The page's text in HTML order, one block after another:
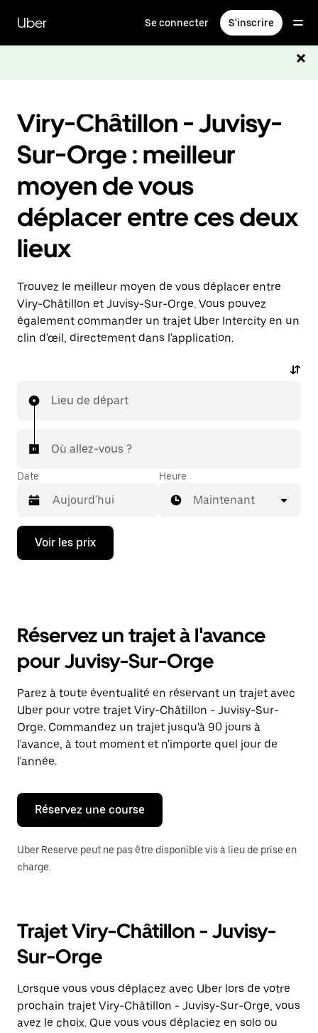
contenu
principal
Uber Se connecter S'inscrire
Viry-Châtillon - Juvisy-
Sur-Orge : meilleur
moyen de vous
déplacer entre ces deux
lieux
Trouvez le meilleur moyen de vous déplacer entre
Viry-Châtillon et Juvisy-Sur-Orge. Vous pouvez
également commander un trajet Uber Intercity en un
clin d'œil, directement dans l'application.
Lieu de départ
Où allez-vous ?
Date
Appuyez
la
ouvrir
calendrier
et
sélectionner
une
date.
Appuyez
sur
la
touche
pour
fermer
calendrier.
Heure
Maintenant
Voir les prix
Réservez un trajet à l'avance
pour Juvisy-Sur-Orge
Parez à toute éventualité en réservant un trajet avec
Uber pour votre trajet Viry-Châtillon - Juvisy-Sur-
Orge. Commandez un trajet jusqu'à 90 jours à
l'avance, à tout moment et n'importe quel jour de
l'année.
Réservez une course
Uber Reserve peut ne pas être disponible vis à lieu de prise en
charge.
Trajet Viry-Châtillon - Juvisy-
Sur-Orge
Lorsque vous vous déplacez avec Uber lors de votre
prochain trajet Viry-Châtillon - Juvisy-Sur-Orge, vous
avez le choix. Que vous vous déplaciez en solo ou